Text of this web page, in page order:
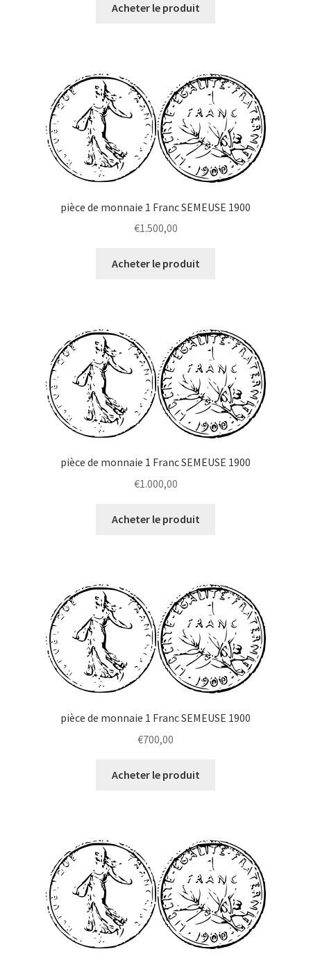
Acheter le produit
pièce de monnaie 1 Franc SEMEUSE 1900
€1.500,00
Acheter le produit
pièce de monnaie 1 Franc SEMEUSE 1900
€1.000,00
Acheter le produit
pièce de monnaie 1 Franc SEMEUSE 1900
€700,00
Acheter le produit